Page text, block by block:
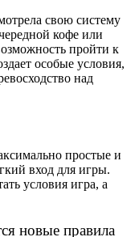
свою систему
кофе или
пройти к
особые условия,
над
простые и
вход для игры.
условия игра, а
новые правила